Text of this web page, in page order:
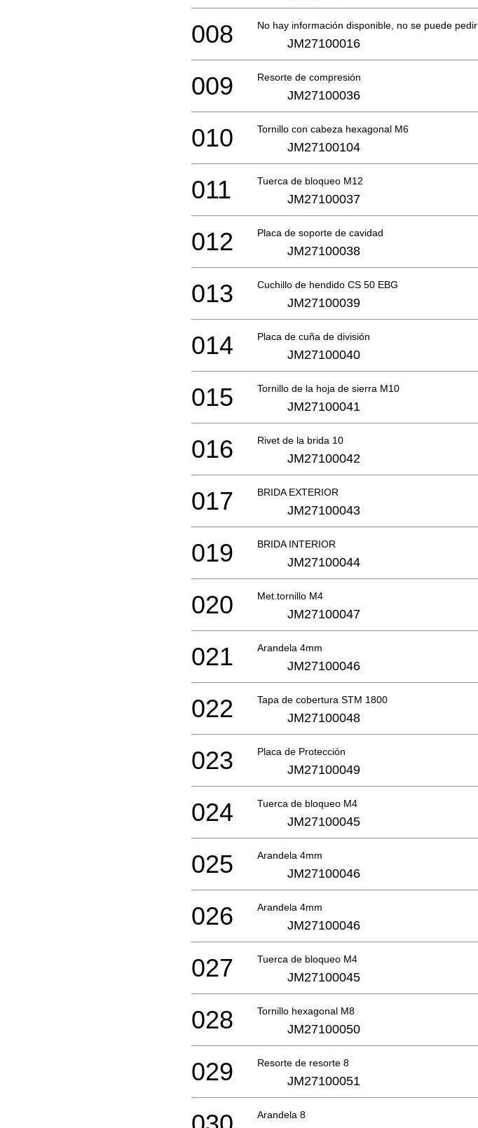
No hay información disponible, no se puede pedir
008 JM27100016
Resorte de compresión
009 JM27100036
Tornillo con cabeza hexagonal M6
010 JM27100104
Tuerca de bloqueo M12
011 JM27100037
Placa de soporte de cavidad
012 JM27100038
Cuchillo de hendido CS 50 EBG
013 JM27100039
Placa de cuña de división
014 JM27100040
Tornillo de la hoja de sierra M10
015 JM27100041
Rivet de la brida 10
016 JM27100042
BRIDA EXTERIOR
017 JM27100043
BRIDA INTERIOR
019 JM27100044
Met.tornillo M4
020 JM27100047
Arandela 4mm
021 JM27100046
Tapa de cobertura STM 1800
022 JM27100048
Placa de Protección
023 JM27100049
Tuerca de bloqueo M4
024 JM27100045
Arandela 4mm
025 JM27100046
Arandela 4mm
026 JM27100046
Tuerca de bloqueo M4
027 JM27100045
Tornillo hexagonal M8
028 JM27100050
Resorte de resorte 8
029 JM27100051
Arandela 8